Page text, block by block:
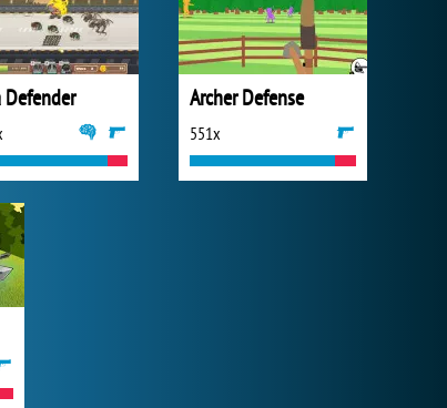
Defender Archer Defense
551x